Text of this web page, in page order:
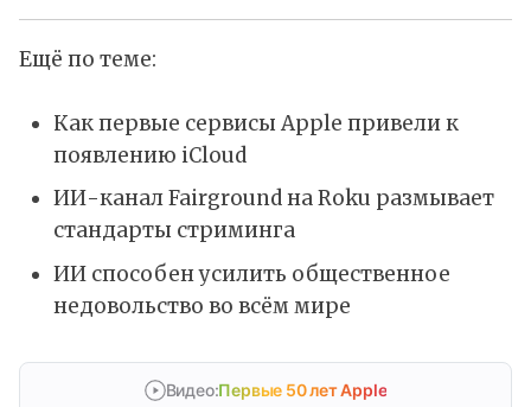
Ещё по теме:
Как первые сервисы Apple привели к
появлению iCloud
ИИ-канал Fairground на Roku размывает
стандарты стриминга
ИИ способен усилить общественное
недовольство во всём мире
Видео:Первые 50 лет Apple